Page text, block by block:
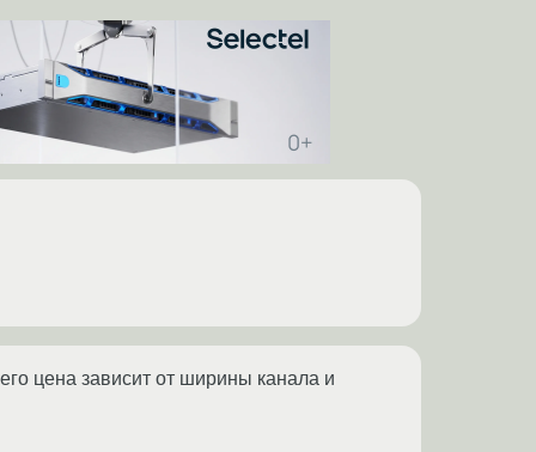
цена зависит от ширины канала и